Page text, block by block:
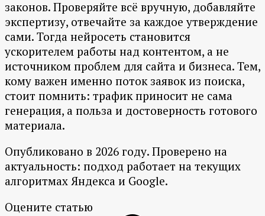
законов. Проверяйте всё вручную, добавляйте
экспертизу, отвечайте за каждое утверждение
сами. Тогда нейросеть становится
ускорителем работы над контентом, а не
источником проблем для сайта и бизнеса. Тем,
кому важен именно поток заявок из поиска,
стоит помнить: трафик приносит не сама
генерация, а польза и достоверность готового
материала.
Опубликовано в 2026 году. Проверено на
актуальность: подход работает на текущих
алгоритмах Яндекса и Google.
Оцените статью